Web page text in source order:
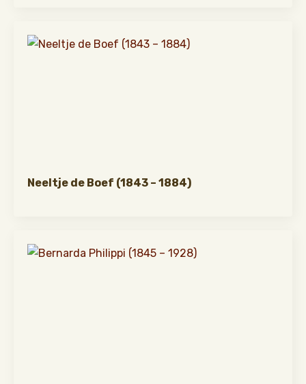
Neeltje de Boef (1843 – 1884)